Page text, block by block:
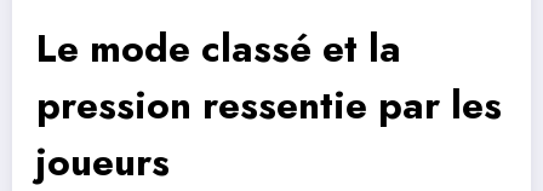
Le mode classé et la
pression ressentie par les
joueurs